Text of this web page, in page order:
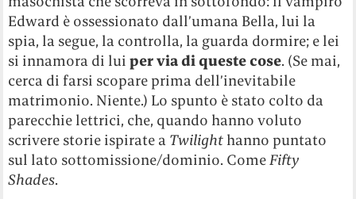
Edward è ossessionato dall’umana Bella, lui la
spia, la segue, la controlla, la guarda dormire; e lei
si innamora di luiper via di queste cose. (Se mai,
cerca di farsi scopare prima dell’inevitabile
matrimonio. Niente.) Lo spunto è stato colto da
parecchie lettrici, che, quando hanno voluto
scrivere storie ispirate a Twilight hanno puntato
sul lato sottomissione/dominio. ComeFifty
Shades.